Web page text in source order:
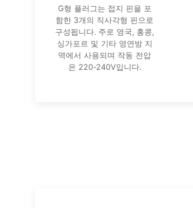
G형 플러그는 접지 핀을 포
함한 3개의 직사각형 핀으로
구성됩니다. 주로 영국, 홍콩,
싱가포르 및 기타 영연방 지
역에서 사용되며 작동 전압
은 220-240V입니다.